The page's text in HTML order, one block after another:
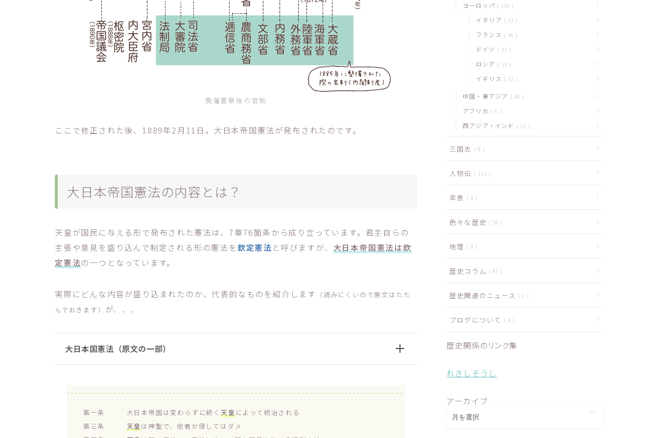
廃藩置県後の官制
ここで修正された後、1889年2月11日。大日本帝国憲法が発布されたのです。
大日本帝国憲法の内容とは？
天皇が国民に与える形で発布された憲法は、7章76箇条から成り立っています。君主自らの
主張や意見を盛り込んで制定される形の憲法を欽定憲法 と呼びますが、 大日本帝国憲法は欽
定憲法の一つとなっています。
実際にどんな内容が盛り込まれたのか、代表的なものを紹介します
（読みにくいので原文はたた
んでおきます） が．．．
大日本国憲法（原文の一部）
第一条 大日本帝国は変わらずに続く 天皇 によって統治される
第三条 天皇 は神聖で、他者が侵してはダメ
ヨーロッパ 176
イタリア 23
フランス 36
ドイツ 27
ロシア 19
イギリス 32
中国・東アジア 48
アフリカ 6
西アジア・インド 51
三国志 8
人物伝 121
年表 2
色々な歴史 56
地理 9
歴史コラム 87
歴史関連のニュース 2
ブログについて 4
歴史関係のリンク集
れきしそうし
アーカイブ